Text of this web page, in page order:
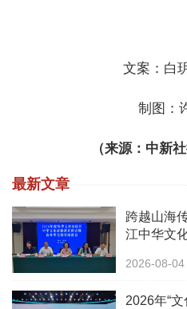
文案：白
制图：
（来源：中新
最新文章
跨越山海
江中华文
2026-08-04
2026年“